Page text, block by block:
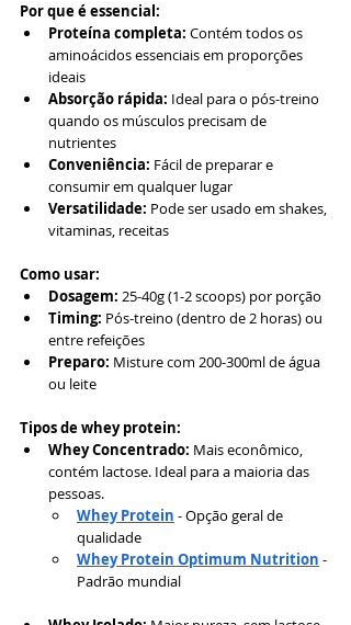
Por que é essencial:
Proteína completa: Contém todos os
aminoácidos essenciais em proporções
ideais
Absorção rápida: Ideal para o pós-treino
quando os músculos precisam de
nutrientes
Conveniência: Fácil de preparar e
consumir em qualquer lugar
Versatilidade: Pode ser usado em shakes,
vitaminas, receitas
Como usar:
Dosagem: 25-40g (1-2 scoops) por porção
Timing: Pós-treino (dentro de 2 horas) ou
entre refeições
Preparo: Misture com 200-300ml de água
ou leite
Tipos de whey protein:
Whey Concentrado: Mais econômico,
contém lactose. Ideal para a maioria das
pessoas.
Whey Protein - Opção geral de
qualidade
Whey Protein Optimum Nutrition -
Padrão mundial